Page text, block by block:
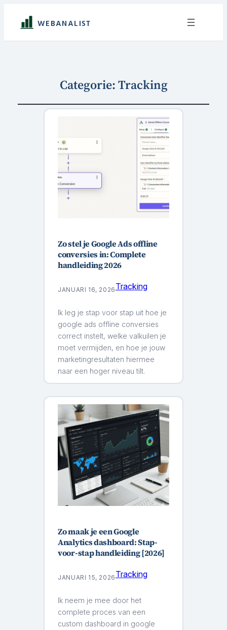
WEBANALIST
Categorie:Tracking
Zo stel je Google Ads offline
conversies in: Complete
handleiding 2026
JANUARI 16, 2026Tracking
Ik leg je stap voor stap uit hoe je
google ads offline conversies
correct instelt, welke valkuilen je
moet vermijden, en hoe je jouw
marketingresultaten hiermee
naar een hoger niveau tilt.
Zo maak je een Google
Analytics dashboard: Stap-
voor-stap handleiding [2026]
JANUARI 15, 2026Tracking
Ik neem je mee door het
complete proces van een
custom dashboard in google